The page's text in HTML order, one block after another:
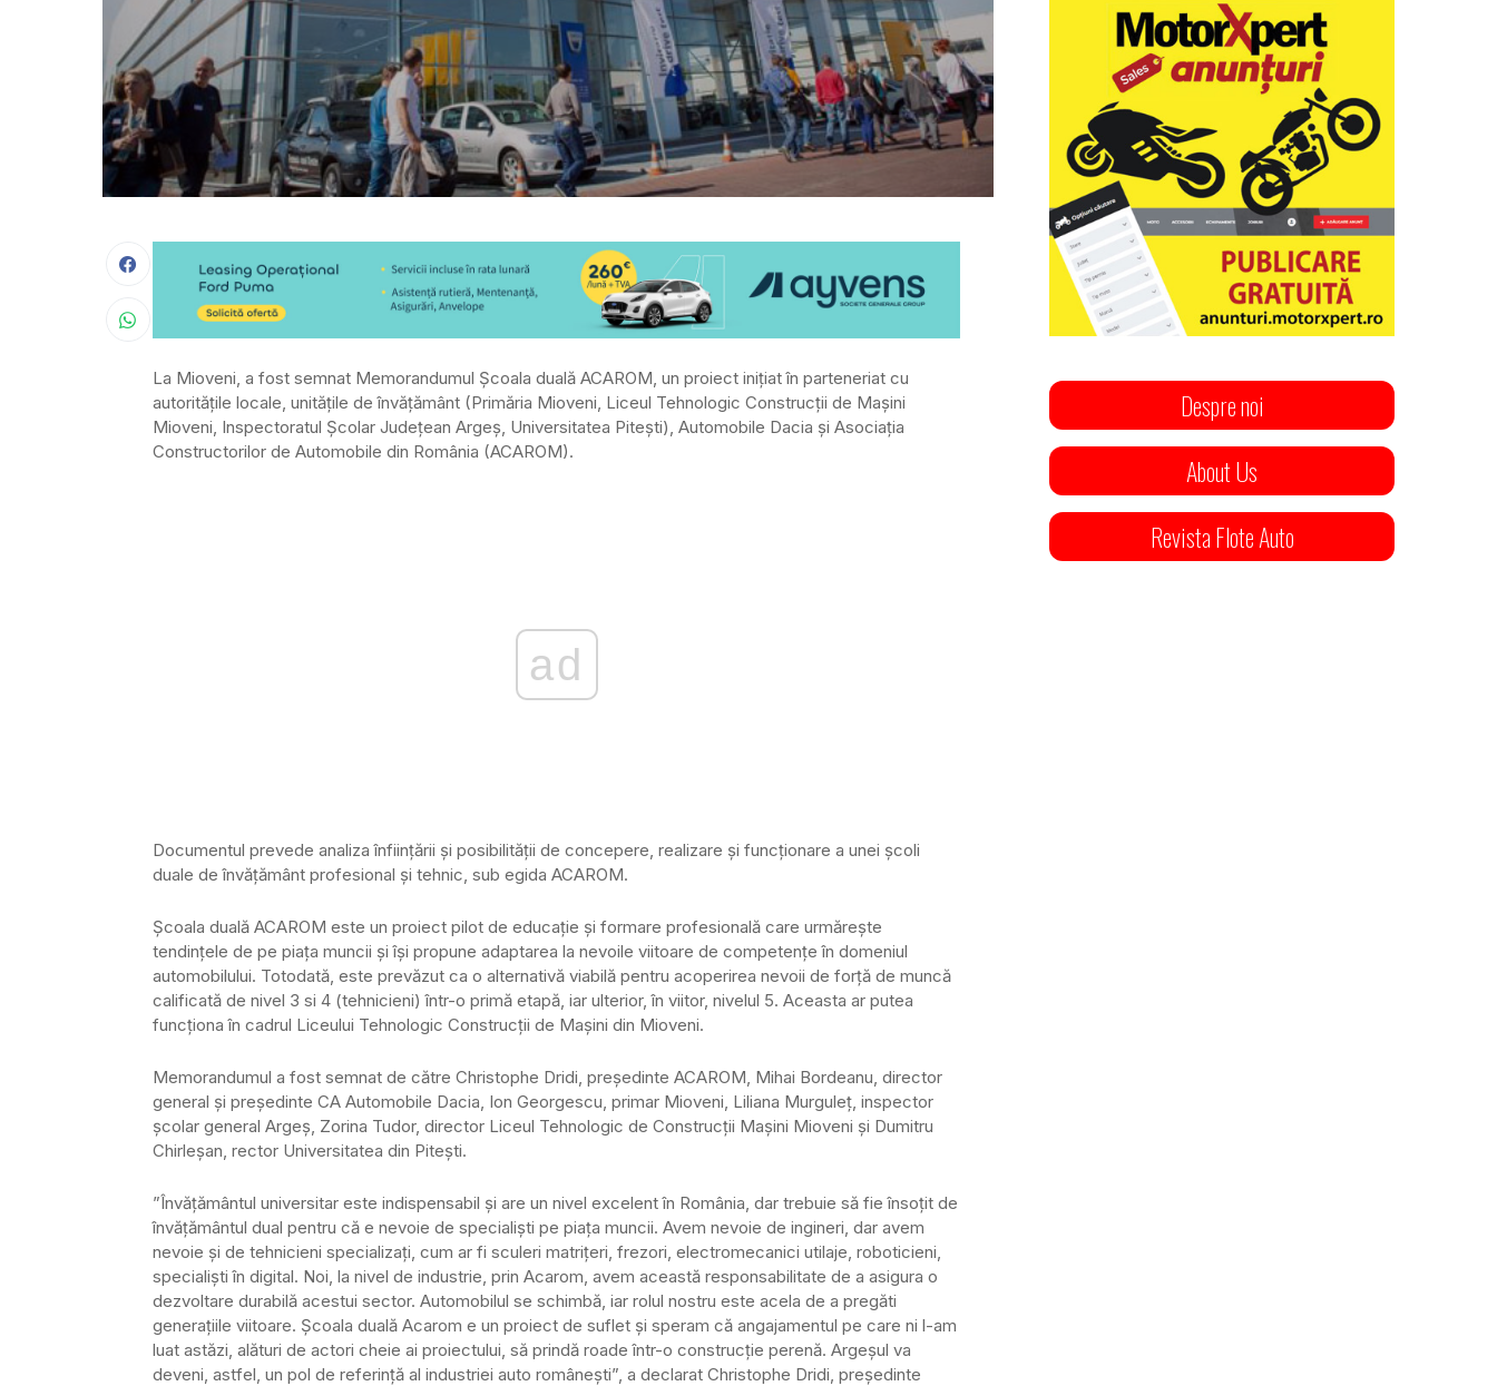
La Mioveni, a fost semnat Memorandumul Școala duală ACAROM, un proiect inițiat în parteneriat cu
autoritățile locale, unitățile de învățământ (Primăria Mioveni, Liceul Tehnologic Construcții de Mașini
Mioveni, Inspectoratul Școlar Județean Argeș, Universitatea Pitești), Automobile Dacia și Asociația
Constructorilor de Automobile din România (ACAROM).
ad
Documentul prevede analiza înființării și posibilității de concepere, realizare şi funcționare a unei școli
duale de învățământ profesional şi tehnic, sub egida ACAROM.
Școala duală ACAROM este un proiect pilot de educație și formare profesională care urmărește
tendințele de pe piața muncii și își propune adaptarea la nevoile viitoare de competențe în domeniul
automobilului. Totodată, este prevăzut ca o alternativă viabilă pentru acoperirea nevoii de forță de muncă
calificată de nivel 3 si 4 (tehnicieni) într-o primă etapă, iar ulterior, în viitor, nivelul 5. Aceasta ar putea
funcționa în cadrul Liceului Tehnologic Construcții de Mașini din Mioveni.
Memorandumul a fost semnat de către Christophe Dridi, președinte ACAROM, Mihai Bordeanu, director
general și președinte CA Automobile Dacia, Ion Georgescu, primar Mioveni, Liliana Murguleț, inspector
școlar general Argeș, Zorina Tudor, director Liceul Tehnologic de Construcţii Maşini Mioveni și Dumitru
Chirleșan, rector Universitatea din Pitești.
”Învățământul universitar este indispensabil și are un nivel excelent în România, dar trebuie să fie însoțit de
învățământul dual pentru că e nevoie de specialiști pe piața muncii. Avem nevoie de ingineri, dar avem
nevoie și de tehnicieni specializați, cum ar fi sculeri matrițeri, frezori, electromecanici utilaje, roboticieni,
specialiști în digital. Noi, la nivel de industrie, prin Acarom, avem această responsabilitate de a asigura o
dezvoltare durabilă acestui sector. Automobilul se schimbă, iar rolul nostru este acela de a pregăti
generațiile viitoare. Școala duală Acarom e un proiect de suflet și speram că angajamentul pe care ni l-am
luat astăzi, alături de actori cheie ai proiectului, să prindă roade într-o construcție perenă. Argeșul va
deveni, astfel, un pol de referință al industriei auto românești”, a declarat Christophe Dridi, președinte
Despre noi
About Us
Revista Flote Auto